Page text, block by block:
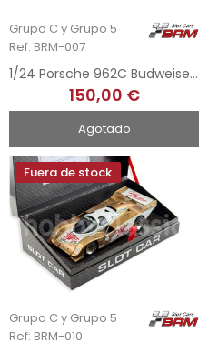
Grupo C y Grupo 5
Ref: BRM-007
1/24 Porsche 962C Budweiser - 12h Sebring 1987
150,00 €
Agotado
Fuera de stock
Grupo C y Grupo 5
Ref: BRM-010